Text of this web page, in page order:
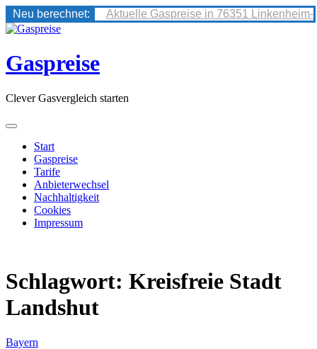
Neu berechnet:
Aktuelle Gaspreise in 76351 Linkenheim-
Skip
content
Gaspreise
Clever Gasvergleich starten
Start
Gaspreise
Tarife
Anbieterwechsel
Nachhaltigkeit
Cookies
Impressum
Schlagwort: Kreisfreie Stadt
Landshut
Bayern